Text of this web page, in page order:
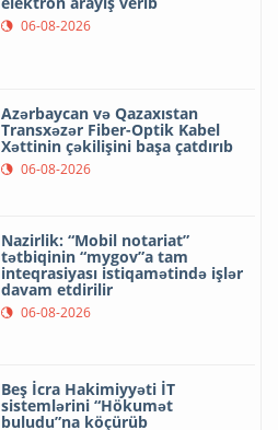
06-08-2026
Azərbaycan və Qazaxıstan
Transxəzər Fiber-Optik Kabel
Xəttinin çəkilişini başa çatdırıb
06-08-2026
Nazirlik: “Mobil notariat”
tətbiqinin “mygov”a tam
inteqrasiyası istiqamətində işlər
davam etdirilir
06-08-2026
Beş İcra Hakimiyyəti İT
sistemlərini “Hökumət
buludu”na köçürüb